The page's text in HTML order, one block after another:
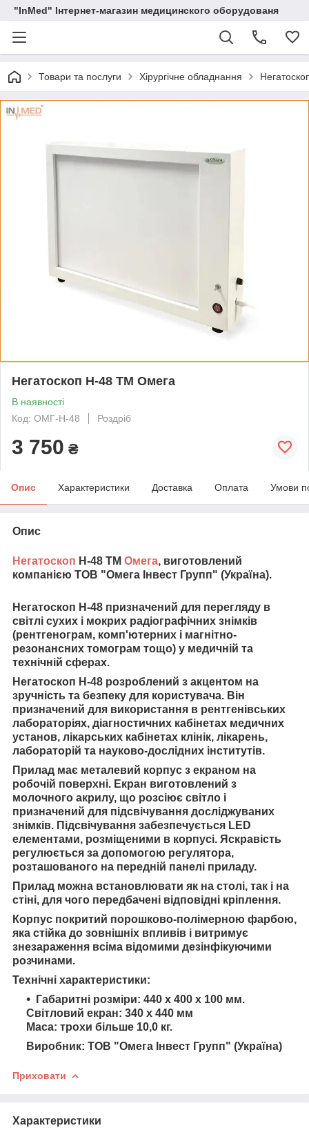
"InMed" Інтернет-магазин медицинского оборудованя
Товари та послуги Хірургічне обладнання
Негатоскоп Н-48 ТМ Омега
В наявності
Код: ОМГ-Н-48
Роздріб
3 750 ₴
Опис Характеристики Доставка Оплата Умови
Опис
Негатоскоп Н-48 ТМ Омега, виготовлений
компанією ТОВ "Омега Інвест Групп" (Україна).
Негатоскоп Н-48 призначений для перегляду в
світлі сухих і мокрих радіографічних знімків
(рентгенограм, комп'ютерних і магнітно-
резонансних томограм тощо) у медичній та
технічній сферах.
Негатоскоп Н-48 розроблений з акцентом на
зручність та безпеку для користувача. Він
призначений для використання в рентгенівських
лабораторіях, діагностичних кабінетах медичних
установ, лікарських кабінетах клінік, лікарень,
лабораторій та науково-дослідних інститутів.
Прилад має металевий корпус з екраном на
робочій поверхні. Екран виготовлений з
молочного акрилу, що розсіює світло і
призначений для підсвічування досліджуваних
знімків. Підсвічування забезпечується LED
елементами, розміщеними в корпусі. Яскравість
регулюється за допомогою регулятора,
розташованого на передній панелі приладу.
Прилад можна встановлювати як на столі, так і на
стіні, для чого передбачені відповідні кріплення.
Корпус покритий порошково-полімерною фарбою,
яка стійка до зовнішніх впливів і витримує
знезараження всіма відомими дезінфікуючими
розчинами.
Технічні характеристики:
Габаритні розміри: 440 х 400 х 100 мм.
Світловий екран: 340 х 440 мм
Маса: трохи більше 10,0 кг.
Виробник: ТОВ "Омега Інвест Групп" (Україна)
Приховати
Характеристики